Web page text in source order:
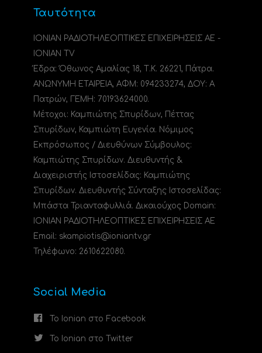
Ταυτότητα
ΙΟΝΙΑΝ ΡΑΔΙΟΤΗΛΕΟΠΤΙΚΕΣ ΕΠΙΧΕΙΡΗΣΕΙΣ ΑΕ -
IONIAN TV
Έδρα: Όθωνος Αμαλίας 18, Τ.Κ. 26221, Πάτρα.
ΑΝΩΝΥΜΗ ΕΤΑΙΡΕΙΑ, ΑΦΜ: 094233274, ΔΟΥ: A
Πατρών, ΓΕΜΗ: 70193624000.
Μέτοχοι: Καμπιώτης Σπυρίδων, Πέττας
Σπυρίδων, Καμπιώτη Ευγενία. Νόμιμος
Εκπρόσωπος / Διευθύνων Σύμβουλος:
Καμπιώτης Σπυρίδων. Διευθυντής &
Διαχειριστής Ιστοσελίδας: Καμπιώτης
Σπυρίδων. Διευθυντής Σύνταξης Ιστοσελίδας:
Μπάστα Τριανταφυλλιά. Δικαιούχος Domain:
ΙΟΝΙΑΝ ΡΑΔΙΟΤΗΛΕΟΠΤΙΚΕΣ ΕΠΙΧΕΙΡΗΣΕΙΣ ΑΕ
Email: skampiotis@ioniantv.gr
Τηλέφωνο: 2610622080.
Social Media
Το Ionian στο Facebook
Το Ionian στο Twitter